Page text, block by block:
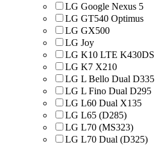
LG Google Nexus 5
LG GT540 Optimus
LG GX500
LG Joy
LG K10 LTE K430DS
LG K7 X210
LG L Bello Dual D335
LG L Fino Dual D295
LG L60 Dual X135
LG L65 (D285)
LG L70 (MS323)
LG L70 Dual (D325)